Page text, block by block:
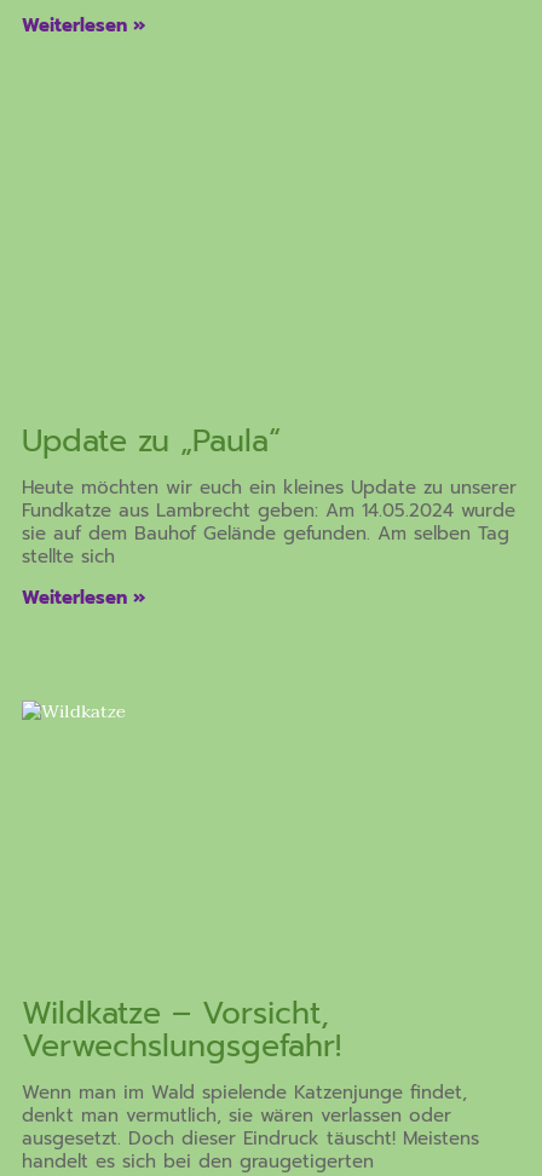
Weiterlesen »
Update zu „Paula“
Heute möchten wir euch ein kleines Update zu unserer
Fundkatze aus Lambrecht geben: Am 14.05.2024 wurde
sie auf dem Bauhof Gelände gefunden. Am selben Tag
stellte sich
Weiterlesen »
Wildkatze – Vorsicht,
Verwechslungsgefahr!
Wenn man im Wald spielende Katzenjunge findet,
denkt man vermutlich, sie wären verlassen oder
ausgesetzt. Doch dieser Eindruck täuscht! Meistens
handelt es sich bei den graugetigerten